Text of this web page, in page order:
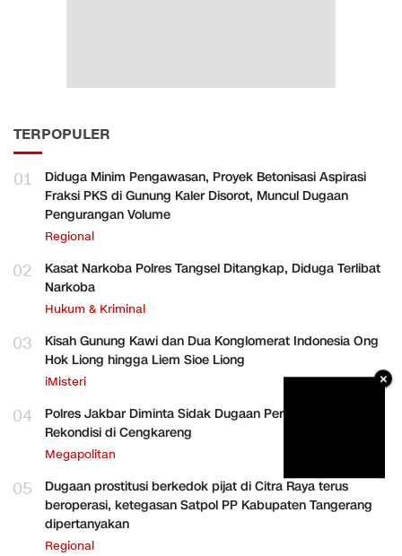
TERPOPULER
01
Diduga Minim Pengawasan, Proyek Betonisasi Aspirasi
Fraksi PKS di Gunung Kaler Disorot, Muncul Dugaan
Pengurangan Volume
Regional
02
Kasat Narkoba Polres Tangsel Ditangkap, Diduga Terlibat
Narkoba
Hukum & Kriminal
03
Kisah Gunung Kawi dan Dua Konglomerat Indonesia Ong
Hok Liong hingga Liem Sioe Liong
iMisteri
04
Polres Jakbar Diminta Sidak Dugaan Perakitan HP
Rekondisi di Cengkareng
Megapolitan
05
Dugaan prostitusi berkedok pijat di Citra Raya terus
beroperasi, ketegasan Satpol PP Kabupaten Tangerang
dipertanyakan
Regional
×